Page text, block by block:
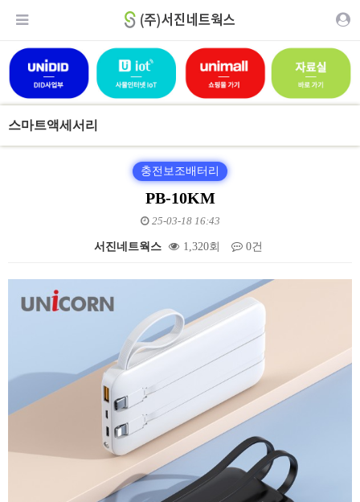
스마트액세서리
충전보조배터리
PB-10KM
25-03-18 16:43
서진네트웍스 1,320회 0건